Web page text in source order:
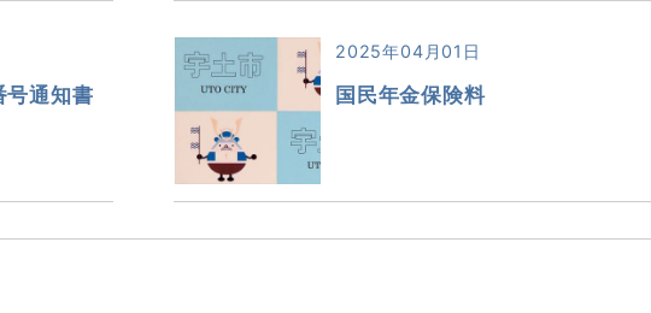
号通知書
2025年04月01日
国民年金保険料